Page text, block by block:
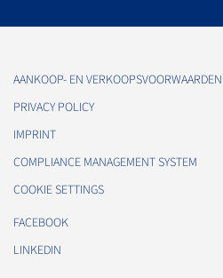
AANKOOP- EN VERKOOPSVOORWAARDEN
PRIVACY POLICY
IMPRINT
COMPLIANCE MANAGEMENT SYSTEM
COOKIE SETTINGS
FACEBOOK
LINKEDIN